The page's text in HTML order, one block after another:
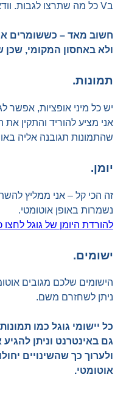
בV כל מה שתרצו לגבות. וודאו שאנשי הקשר מסומן.
חשוב מאד – כששומרים
ולא באחסון המקומי,
תמונות.
אני מציע להוריד והתקין את
שהתמונות תגובנה אליה
יומן.
זה הכי קל – אני ממליץ
נשמרות באופן אוטומטי.
להורדת היומן של גוגל לחצו
ישומים.
הישומים שלכם מגובים
ניתן לשחזרם משם.
כל יישומי גוגל כמו
גם באינטרנט וניתן
ולערוך כך שהשינויים
אוטומטי.